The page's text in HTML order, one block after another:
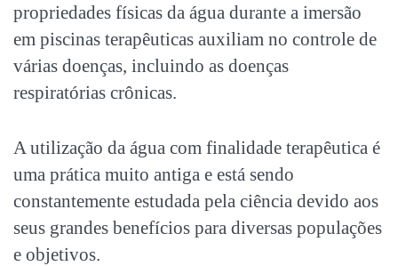
propriedades físicas da água durante a imersão
em piscinas terapêuticas auxiliam no controle de
várias doenças, incluindo as doenças
respiratórias crônicas.
A utilização da água com finalidade terapêutica é
uma prática muito antiga e está sendo
constantemente estudada pela ciência devido aos
seus grandes benefícios para diversas populações
e objetivos.